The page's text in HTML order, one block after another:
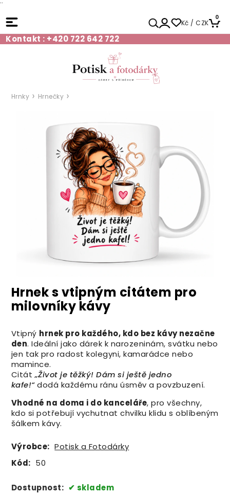
¨
Kč / CZK
0
Kontakt : +420 722 642 722
Hrnky Hrnečky
Hrnek s vtipným citátem pro
milovníky kávy
Vtipný hrnek pro každého, kdo bez kávy nezačne
den. Ideální jako dárek k narozeninám, svátku nebo
jen tak pro radost kolegyni, kamarádce nebo
mamince.
Citát„Život je těžký! Dám si ještě jedno
kafe!“dodá každému ránu úsměv a povzbuzení.
Vhodné na doma i do kanceláře, pro všechny,
kdo si potřebují vychutnat chvilku klidu s oblíbeným
šálkem kávy.
Výrobce: Potisk a Fotodárky
Kód: 50
Dostupnost: skladem